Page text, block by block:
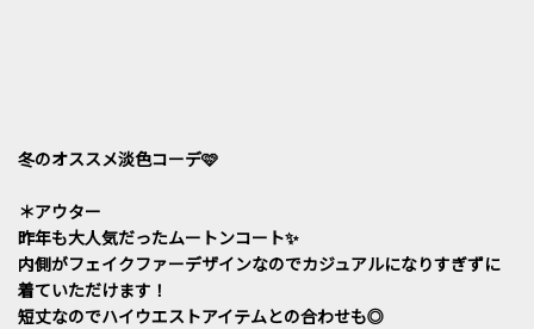
冬のオススメ淡色コーデ🩷
＊アウター
昨年も大人気だったムートンコート✨
内側がフェイクファーデザインなのでカジュアルになりすぎずに
着ていただけます！
短丈なのでハイウエストアイテムとの合わせも◎